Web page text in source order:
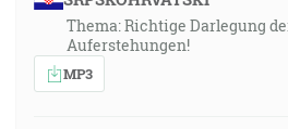
Thema: Richtige Darlegung
Auferstehungen!
MP3